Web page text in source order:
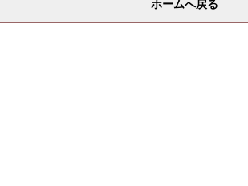
ホームへ戻る